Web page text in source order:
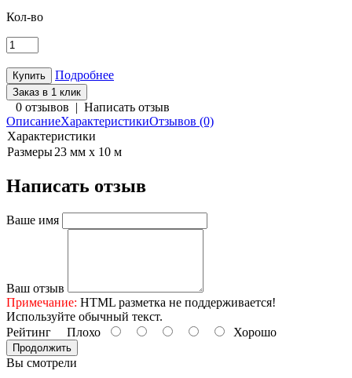
Кол-во
Подробнее
Заказ в 1 клик
0 отзывов | Написать отзыв
ОписаниеХарактеристикиОтзывов (0)
Характеристики
Размеры23 мм х 10 м
Написать отзыв
Ваше имя
Ваш отзыв
Примечание: HTML разметка не поддерживается!
Используйте обычный текст.
Рейтинг Плохо Хорошо
Продолжить
Вы смотрели